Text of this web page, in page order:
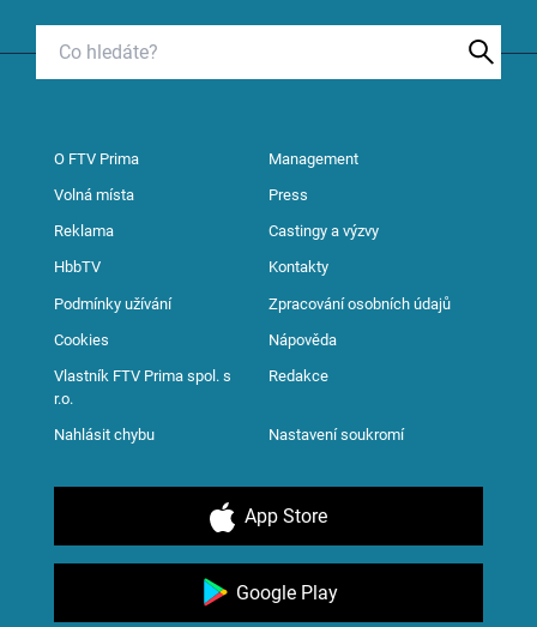
O FTV Prima Management
Volná místa Press
Reklama Castingy a výzvy
HbbTV Kontakty
Podmínky užívání Zpracování osobních údajů
Cookies Nápověda
Vlastník FTV Prima spol. s
r.o.
Redakce
Nahlásit chybu Nastavení soukromí
App Store
Google Play